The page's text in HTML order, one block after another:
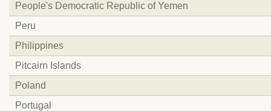
People's Democratic Republic of Yemen
Peru
Philippines
Pitcairn Islands
Poland
Portugal